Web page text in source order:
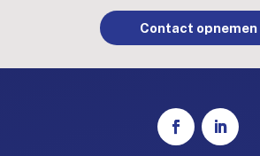
Contact opnemen